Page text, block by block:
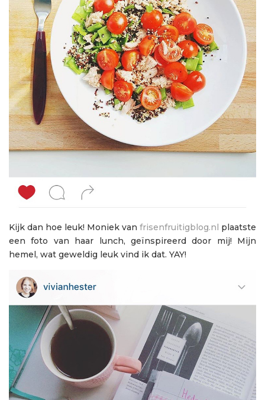
Kijk dan hoe leuk! Moniek van frisenfruitigblog.nl plaatste
een foto van haar lunch, geïnspireerd door mij! Mijn
hemel, wat geweldig leuk vind ik dat. YAY!